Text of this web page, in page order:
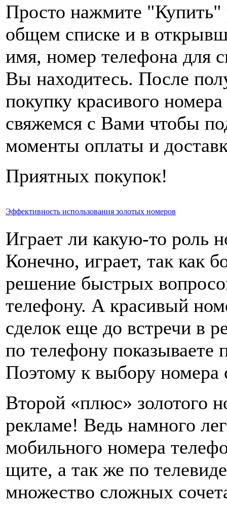
Просто нажмите
общем списке и в
имя, номер телефона для
Вы находитесь. После
покупку красивого
свяжемся с Вами чтобы
моменты оплаты и
Приятных покупок!
Эффективность использования золотых номеров
Играет ли какую-то роль
Конечно, играет, так как
решение быстрых
телефону. А красивый
сделок еще до встречи в
по телефону показываете
Поэтому к выбору номера
Второй «плюс» золотого
рекламе! Ведь намного
мобильного номера
щите, а так же по
множество сложных